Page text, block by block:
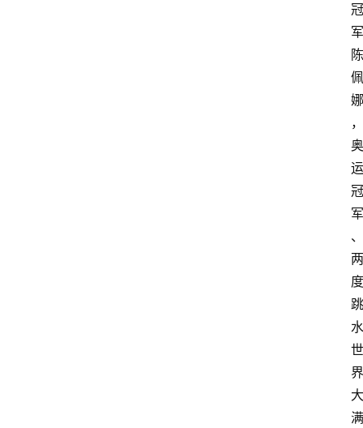
冠
军
陈
佩
娜
，
奥
运
冠
军
、
两
度
跳
水
世
界
大
满